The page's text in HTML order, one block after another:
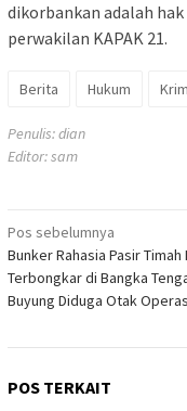
dikorbankan adalah
perwakilan KAPAK 21.
Berita Hukum
Penulis: dian
Editor: sam
Navigasi
pos
Pos sebelumnya
Bunker Rahasia Pasir Timah
Terbongkar di Bangka
Buyung Diduga Otak
POS TERKAIT